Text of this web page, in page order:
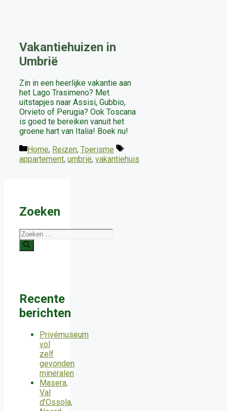
Vakantiehuizen in
Umbrië
Zin in een heerlijke vakantie aan
het Lago Trasimeno? Met
uitstapjes naar Assisi, Gubbio,
Orvieto of Perugia? Ook Toscana
is goed te bereiken vanuit het
groene hart van Italia! Boek nu!
Categorieën
Home, Reizen, Toerisme
Tags
appartement, umbrië, vakantiehuis
Zoeken
Zoek
naar:
Recente
berichten
Privémuseum
vol
zelf
gevonden
mineralen
Masera,
Val
d’Ossola,